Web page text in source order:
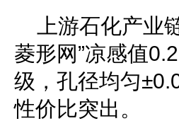
上游石化产业
菱形网”凉感值
级，孔径均匀
性价比突出。